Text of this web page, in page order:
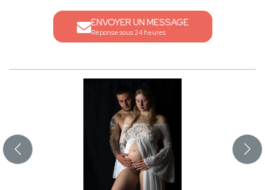
ENVOYER UN MESSAGE
Réponse sous 24 heures